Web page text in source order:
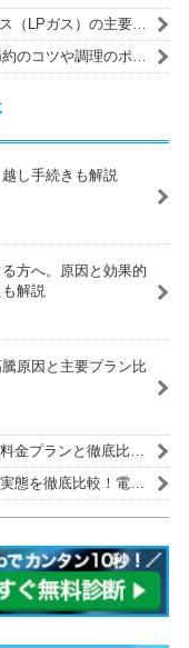
（LPガス）の主要ガ
のコツや調理のポイ
し手続きも解説
方へ。原因と効果的
解説
原因と主要プラン比
金プランと徹底比
態を徹底比較！電気